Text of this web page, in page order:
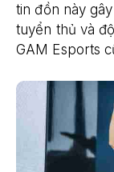
tin đồn này
tuyển thủ và
GAM Esports